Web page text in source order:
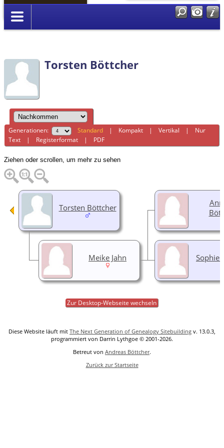
Anmelden
Torsten Böttcher
Generationen: Standard | Kompakt |Vertikal | Nur
Text | Registerformat | PDF
Ziehen oder scrollen, um mehr zu sehen
Sophie
Torsten Böttcher
Meike Jahn
Zur Desktop-Webseite wechseln
Diese Website läuft mit The Next Generation of Genealogy Sitebuilding v. 13.0.3,
programmiert von Darrin Lythgoe © 2001-2026.
Betreut von Andreas Böttcher.
Zurück zur Startseite